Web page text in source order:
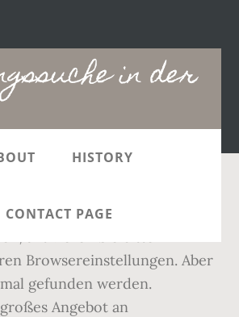
in der
HISTORY
CONTACT PAGE
von Immonet.de vollständig
Browsereinstellungen. Aber
gefunden werden.
Angebot an